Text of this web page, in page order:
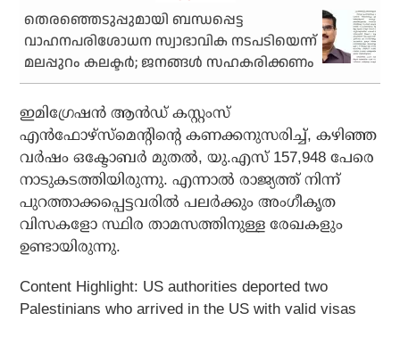
തെരഞ്ഞെടുപ്പുമായി ബന്ധപ്പെട്ട
വാഹനപരിശോധന സ്വാഭാവിക നടപടിയെന്ന്
മലപ്പുറം കലക്ടര്‍; ജനങ്ങള്‍ സഹകരിക്കണം
ഇമിഗ്രേഷന്‍ ആന്‍ഡ് കസ്റ്റംസ്
എന്‍ഫോഴ്സ്മെന്റിന്റെ കണക്കനുസരിച്ച്, കഴിഞ്ഞ
വര്‍ഷം ഒക്ടോബര്‍ മുതല്‍, യു.എസ് 157,948 പേരെ
നാടുകടത്തിയിരുന്നു. എന്നാല്‍ രാജ്യത്ത് നിന്ന്
പുറത്താക്കപ്പെട്ടവരില്‍ പലര്‍ക്കും അംഗീകൃത
വിസകളോ സ്ഥിര താമസത്തിനുള്ള രേഖകളും
ഉണ്ടായിരുന്നു.
Content Highlight: US authorities deported two
Palestinians who arrived in the US with valid visas